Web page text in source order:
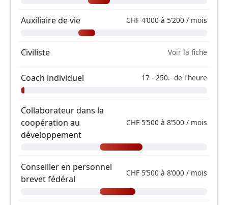
Auxiliaire de vie CHF 4’000 à 5’200 / mois
Civiliste Voir la fiche
Coach individuel 17 - 250.- de l'heure
Collaborateur dans la
coopération au
développement
CHF 5’500 à 8’500 / mois
Conseiller en personnel
brevet fédéral
CHF 5’500 à 8’000 / mois